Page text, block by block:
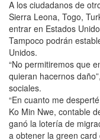
A los ciudadanos de
Sierra Leona, Togo,
entrar en Estados
Tampoco podrán
Unidos.
“No permitiremos que
quieran hacernos
sociales.
“En cuanto me
Ko Min Nwe, contable
ganó la lotería de
a obtener la green